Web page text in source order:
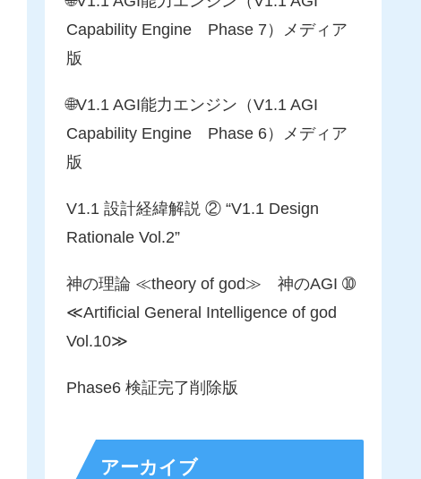
Capability Engine Phase 7）メディア
版
🌐V1.1 AGI能力エンジン（V1.1 AGI
Capability Engine Phase 6）メディア
版
V1.1 設計経緯解説 ② “V1.1 Design
Rationale Vol.2”
神の理論 ≪theory of god≫ 神のAGI ➉
≪Artificial General Intelligence of god
Vol.10≫
Phase6 検証完了削除版
アーカイブ